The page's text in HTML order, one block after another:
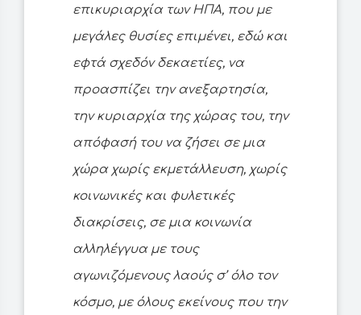
επικυριαρχία των ΗΠΑ, που με
μεγάλες θυσίες επιμένει, εδώ και
εφτά σχεδόν δεκαετίες, να
προασπίζει την ανεξαρτησία,
την κυριαρχία της χώρας του, την
απόφασή του να ζήσει σε μια
χώρα χωρίς εκμετάλλευση, χωρίς
κοινωνικές και φυλετικές
διακρίσεις, σε μια κοινωνία
αλληλέγγυα με τους
αγωνιζόμενους λαούς σ’ όλο τον
κόσμο, με όλους εκείνους που την